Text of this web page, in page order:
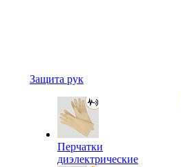
Защита рук
Перчатки
диэлектрические